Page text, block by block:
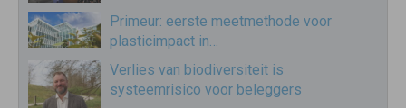
Primeur: eerste meetmethode voor
plasticimpact in…
Verlies van biodiversiteit is
systeemrisico voor beleggers